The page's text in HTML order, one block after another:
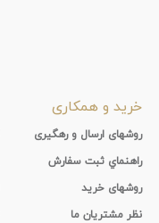
خرید و همکاری
روشهای ارسال و رهگیری
راهنماي ثبت سفارش
روشهای خرید
نظر مشتریان ما